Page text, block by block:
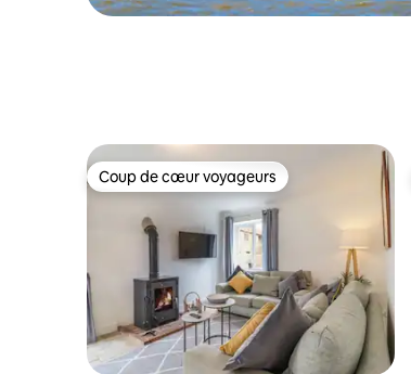
Coup de cœur voyageurs
Coup de cœur voyageurs